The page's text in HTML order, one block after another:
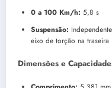
0 a 100 Km/h: 5,8 s
Suspensão:
eixo de torção na traseira
Dimensões e